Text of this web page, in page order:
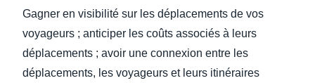
Norway (English)
Gagner en visibilité sur les déplacements de vos
voyageurs ; anticiper les coûts associés à leurs
déplacements ; avoir une connexion entre les
déplacements, les voyageurs et leurs itinéraires